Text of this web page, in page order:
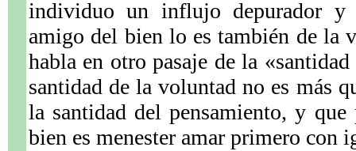
individuo un influjo depurador y
amigo del bien lo es también de la
habla en otro pasaje de la
santidad de la voluntad no es más
la santidad del pensamiento, y que
bien es menester amar primero con